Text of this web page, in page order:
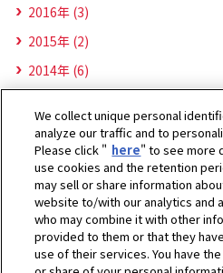
2016年 (3)
2015年 (2)
2014年 (6)
We collect unique personal
analyze our traffic and to
Please click " here" to see more
use cookies and the retention
may sell or share information
website to/with our analytics and
who may combine it with other
provided to them or that they
use of their services. You have